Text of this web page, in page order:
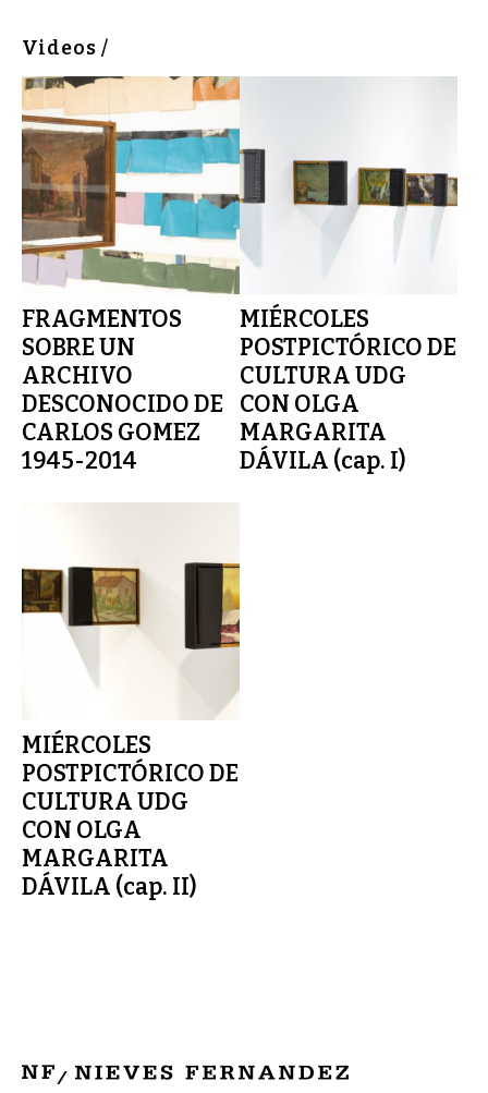
Videos /
FRAGMENTOS
SOBRE UN
ARCHIVO
DESCONOCIDO DE
CARLOS GOMEZ
1945-2014
MIÉRCOLES
POSTPICTÓRICO DE
CULTURA UDG
CON OLGA
MARGARITA
DÁVILA (cap. I)
MIÉRCOLES
POSTPICTÓRICO DE
CULTURA UDG
CON OLGA
MARGARITA
DÁVILA (cap. II)